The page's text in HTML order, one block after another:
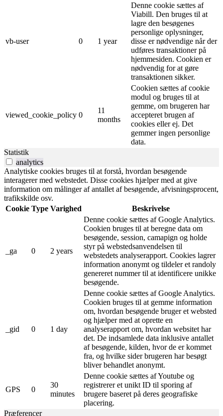
vb-user 0 1 year
Denne cookie sættes af
Viabill. Den bruges til at
lagre den besøgenes
personlige oplysninger,
disse er nødvendige når der
udføres transaktioner på
hjemmesiden. Cookien er
nødvendig for at gøre
transaktionen sikker.
viewed_cookie_policy 0
11
months
Cookien sættes af cookie
modul og bruges til at
gemme, om brugeren har
accepteret brugen af ​​
cookies eller ej. Det
gemmer ingen personlige
data.
Statistik
analytics
Analytiske cookies bruges til at forstå, hvordan besøgende
interagerer med webstedet. Disse cookies hjælper med at give
information om målinger af antallet af besøgende, afvisningsprocent,
trafikskilde osv.
Cookie Type Varighed Beskrivelse
_ga 0 2 years
Denne cookie sættes af Google Analytics.
Cookien bruges til at beregne data om
besøgende, session, camapign og holde
styr på webstedsanvendelsen til
webstedets analyserapport. Cookies lagrer
information anonymt og tildeler et randoly
genereret nummer til at identificere unikke
besøgende.
_gid 0 1 day
Denne cookie sættes af Google Analytics.
Cookien bruges til at gemme information
om, hvordan besøgende bruger et websted
og hjælper med at oprette en
analyserapport om, hvordan websitet har
det. De indsamlede data inklusive antallet
af besøgende, kilden, hvor de er kommet
fra, og hvilke sider brugeren har besøgt
bliver behandlet anonymt.
GPS 0
30
minutes
Denne cookie sættes af Youtube og
registrerer et unikt ID til sporing af
brugere baseret på deres geografiske
placering.
Præferencer